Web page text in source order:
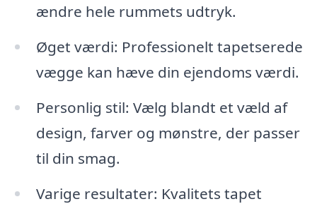
ændre hele rummets udtryk.
Øget værdi: Professionelt tapetserede
vægge kan hæve din ejendoms værdi.
Personlig stil: Vælg blandt et væld af
design, farver og mønstre, der passer
til din smag.
Varige resultater: Kvalitets tapet